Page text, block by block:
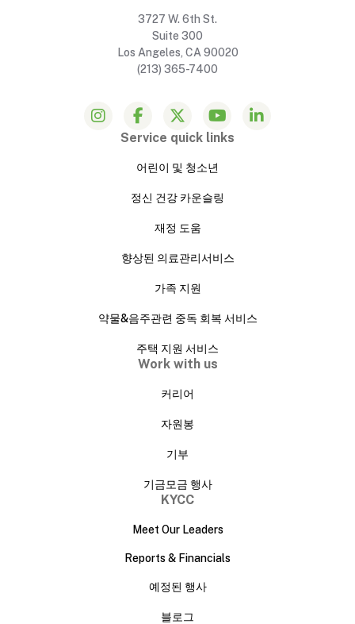
3727 W. 6th St.
Suite 300
Los Angeles, CA 90020
(213) 365-7400
Service quick links
어린이 및 청소년
정신 건강 카운슬링
재정 도움
향상된 의료관리서비스
가족 지원
약물&음주관련 중독 회복 서비스
주택 지원 서비스
Work with us
커리어
자원봉
기부
기금모금 행사
KYCC
Meet Our Leaders
Reports & Financials
예정된 행사
블로그